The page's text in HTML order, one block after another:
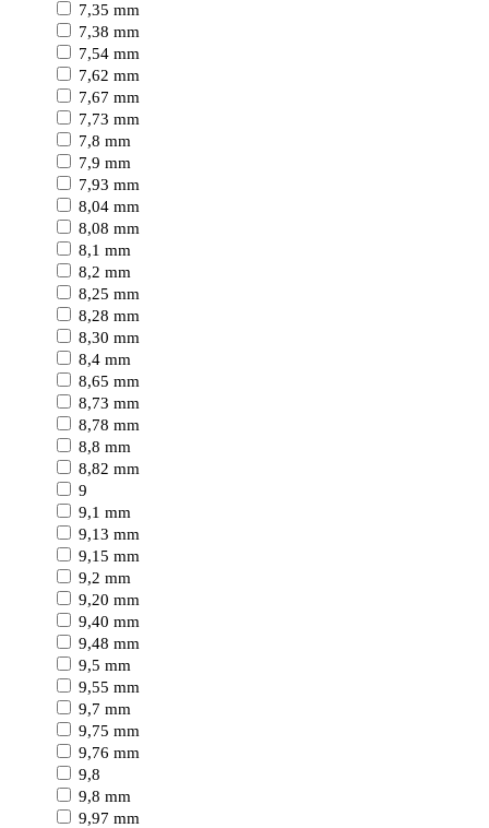
7,35 mm
7,38 mm
7,54 mm
7,62 mm
7,67 mm
7,73 mm
7,8 mm
7,9 mm
7,93 mm
8,04 mm
8,08 mm
8,1 mm
8,2 mm
8,25 mm
8,28 mm
8,30 mm
8,4 mm
8,65 mm
8,73 mm
8,78 mm
8,8 mm
8,82 mm
9
9,1 mm
9,13 mm
9,15 mm
9,2 mm
9,20 mm
9,40 mm
9,48 mm
9,5 mm
9,55 mm
9,7 mm
9,75 mm
9,76 mm
9,8
9,8 mm
9,97 mm